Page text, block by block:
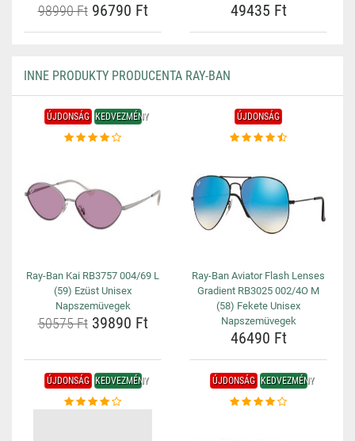
98990 Ft96790 Ft 49435 Ft
INNE PRODUKTY PRODUCENTA RAY-BAN
ÚJDONSÁG KEDVEZMÉNY
Ray-Ban Kai RB3757 004/69 L
(59) Ezüst Unisex
Napszemüvegek
50575 Ft39890 Ft
ÚJDONSÁG
Ray-Ban Aviator Flash Lenses
Gradient RB3025 002/4O M
(58) Fekete Unisex
Napszemüvegek
46490 Ft
ÚJDONSÁG KEDVEZMÉNY ÚJDONSÁG KEDVEZMÉNY